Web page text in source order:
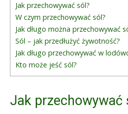
Jak przechowywać sól?
W czym przechowywać sól?
Jak długo można przechowywać
Sól – jak przedłużyć żywotność?
Jak długo przechowywać w
Kto może jeść sól?
Jak przechowywać